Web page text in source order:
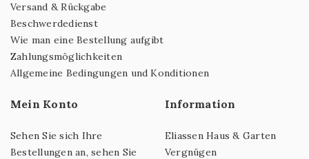
Versand & Rückgabe
Beschwerdedienst
Wie man eine Bestellung aufgibt
Zahlungsmöglichkeiten
Allgemeine Bedingungen und Konditionen
Mein Konto
Sehen Sie sich Ihre
Bestellungen an, sehen Sie
Information
Eliassen Haus & Garten
Vergnügen